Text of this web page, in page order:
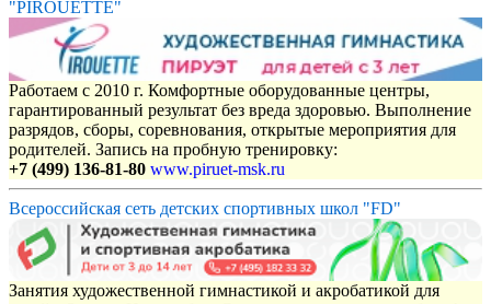
"PIROUETTE"
Работаем с 2010 г. Комфортные оборудованные центры,
гарантированный результат без вреда здоровью. Выполнение
разрядов, сборы, соревнования, открытые мероприятия для
родителей. Запись на пробную тренировку:
+7 (499) 136-81-80 www.piruet-msk.ru
Всероссийская сеть детских спортивных школ "FD"
Занятия художественной гимнастикой и акробатикой для